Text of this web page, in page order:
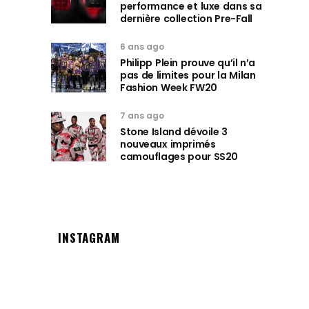
performance et luxe dans sa
dernière collection Pre-Fall
6 ans ago
Philipp Plein prouve qu’il n’a
pas de limites pour la Milan
Fashion Week FW20
7 ans ago
Stone Island dévoile 3
nouveaux imprimés
camouflages pour SS20
INSTAGRAM